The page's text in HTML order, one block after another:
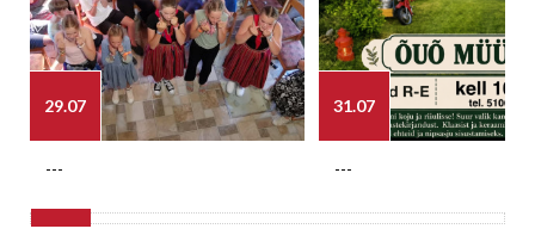
29.07
---
31.07
---